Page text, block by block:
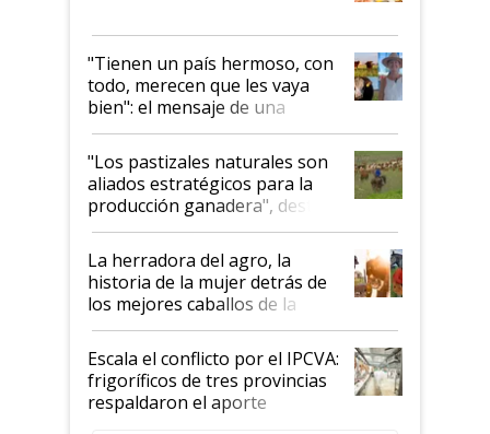
"Tienen un país hermoso, con
todo, merecen que les vaya
bien": el mensaje de una
ganadera uruguaya sobre las
oportunidades que se abren
para el agro en Argentina, con
foco en la carne
"Los pastizales naturales son
aliados estratégicos para la
producción ganadera", destaca
la iniciativa que ya reúne a 46
establecimientos en Argentina
La herradora del agro, la
historia de la mujer detrás de
los mejores caballos de la
Argentina y los mitos que
todavía hacen sufrir a estos
animales: "Mientras me
descalificaban, yo seguí
haciendo currículum"
Escala el conflicto por el IPCVA:
frigoríficos de tres provincias
respaldaron el aporte